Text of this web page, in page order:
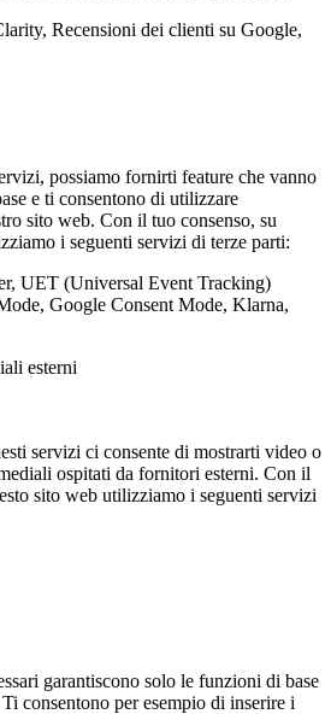
Recensioni dei clienti su Google,
possiamo fornirti feature che vanno
e ti consentono di utilizzare
sito web. Con il tuo consenso, su
i seguenti servizi di terze parti:
UET (Universal Event Tracking)
Google Consent Mode, Klarna,
esterni
servizi ci consente di mostrarti video o
ospitati da fornitori esterni. Con il
sito web utilizziamo i seguenti servizi
garantiscono solo le funzioni di base
consentono per esempio di inserire i